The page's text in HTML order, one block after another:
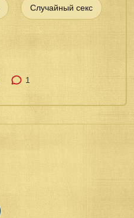
Случайный секс
1